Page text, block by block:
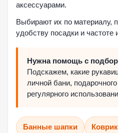
аксессуарами.
Выбирают их по материалу,
удобству посадки и частоте
Нужна помощь с
Подскажем, какие
личной бани,
регулярного
Банные шапки